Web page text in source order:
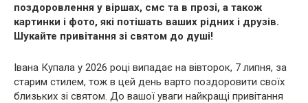
поздоровлення у віршах, смс та в прозі, а також
картинки і фото, які потішать ваших рідних і друзів.
Шукайте привітання зі святом до душі!
Івана Купала у 2026 році випадає на вівторок, 7 липня, за
старим стилем, тож в цей день варто поздоровити своїх
близьких зі святом. До вашої уваги найкращі привітання